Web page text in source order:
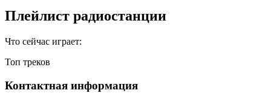
Плейлист радиостанции
Что сейчас играет:
Топ треков
Контактная информация